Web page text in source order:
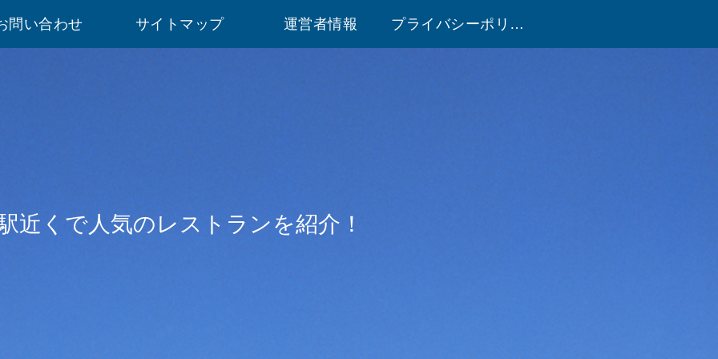
近くで人気のレストランを紹介！
問い合わせ サイトマップ 運営者情報 プライバシーポリシー